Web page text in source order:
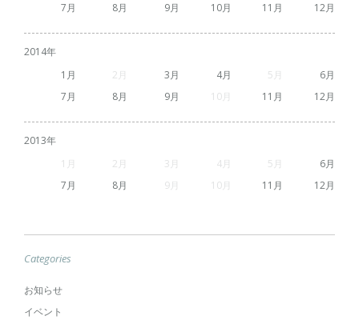
7
8 9 10 11 12
2014
1
2 3 4 5
6
7
8 9 10 11 12
2013
1
2 3 4 5
6
7
8 9 10 11 12
Categories
お知らせ
イベント